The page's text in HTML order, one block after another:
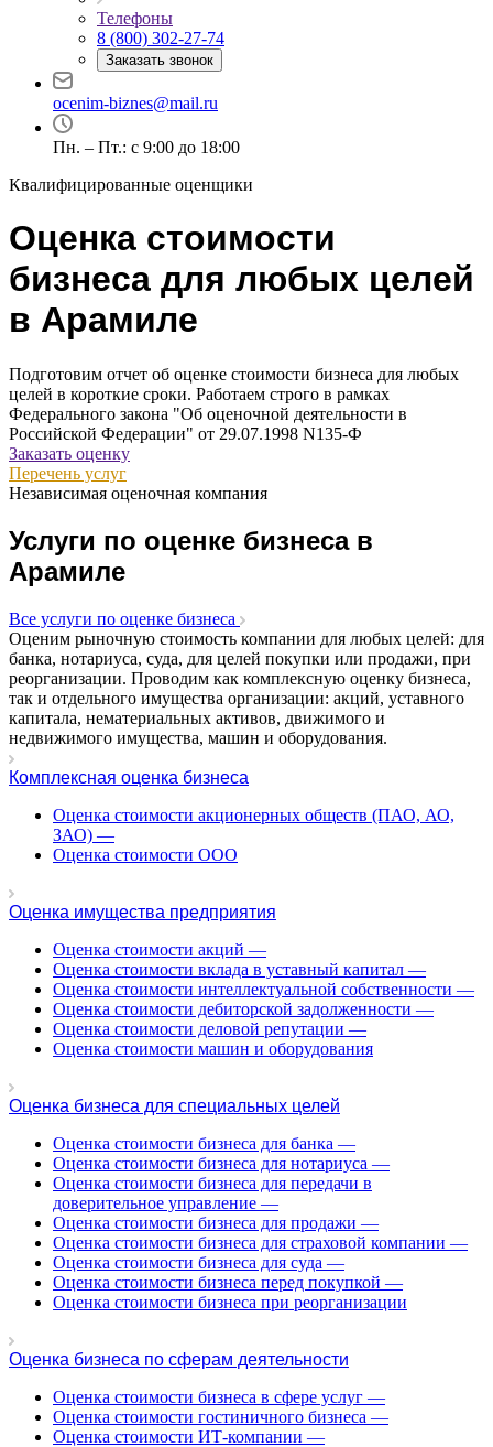
Телефоны
8 (800) 302-27-74
Заказать звонок
ocenim-biznes@mail.ru
Пн. – Пт.: с 9:00 до 18:00
Квалифицированные оценщики
Оценка стоимости
бизнеса для любых целей
в Арамиле
Подготовим отчет об оценке стоимости бизнеса для любых
целей в короткие сроки. Работаем строго в рамках
Федерального закона "Об оценочной деятельности в
Российской Федерации" от 29.07.1998 N135-Ф
Заказать оценку
Перечень услуг
Независимая оценочная компания
Услуги по оценке бизнеса в
Арамиле
Все услуги по оценке бизнеса
Оценим рыночную стоимость компании для любых целей: для
банка, нотариуса, суда, для целей покупки или продажи, при
реорганизации. Проводим как комплексную оценку бизнеса,
так и отдельного имущества организации: акций, уставного
капитала, нематериальных активов, движимого и
недвижимого имущества, машин и оборудования.
Комплексная оценка бизнеса
Оценка стоимости акционерных обществ (ПАО, АО,
ЗАО) —
Оценка стоимости ООО
Оценка имущества предприятия
Оценка стоимости акций —
Оценка стоимости вклада в уставный капитал —
Оценка стоимости интеллектуальной собственности —
Оценка стоимости дебиторской задолженности —
Оценка стоимости деловой репутации —
Оценка стоимости машин и оборудования
Оценка бизнеса для специальных целей
Оценка стоимости бизнеса для банка —
Оценка стоимости бизнеса для нотариуса —
Оценка стоимости бизнеса для передачи в
доверительное управление —
Оценка стоимости бизнеса для продажи —
Оценка стоимости бизнеса для страховой компании —
Оценка стоимости бизнеса для суда —
Оценка стоимости бизнеса перед покупкой —
Оценка стоимости бизнеса при реорганизации
Оценка бизнеса по сферам деятельности
Оценка стоимости бизнеса в сфере услуг —
Оценка стоимости гостиничного бизнеса —
Оценка стоимости ИТ-компании —
Например:
Абдулино
Азов
Алушта
Альметьевск
Анапа
Анжеро-Судженск
Апрелевка
Арамиль
Арзамас
Архангельск
Асбест
Асино
Астрахань
Ахтубинск
Ачинск
Баймак
Балабаново
Балаково
Балашиха
Балашов
Барабинск
Барнаул
Бахчисарай
Белая Калитва
Белебей
Белогорск
Белорецк
Белореченск
Белоярский
Березники
Бийск
Биробиджан
Бирск
Бирюч
Благовещенск
Благодарный
Богородицк
Боготол
Большой Камень
Бор
Борзя
Борисоглебск
Боровичи
Братск